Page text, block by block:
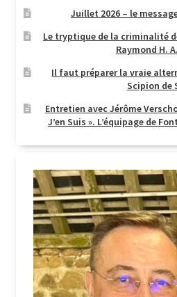
Juillet 2026 – le
Le tryptique de la criminalité
Raymond H.
Il faut préparer la vraie
Scipion de
Entretien avec Jérôme
J’en Suis ». L’équipage de